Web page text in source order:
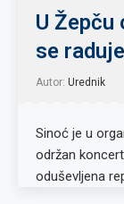
U Žepču
se
Autor: Urednik
Sinoć je u
održan
oduševljena